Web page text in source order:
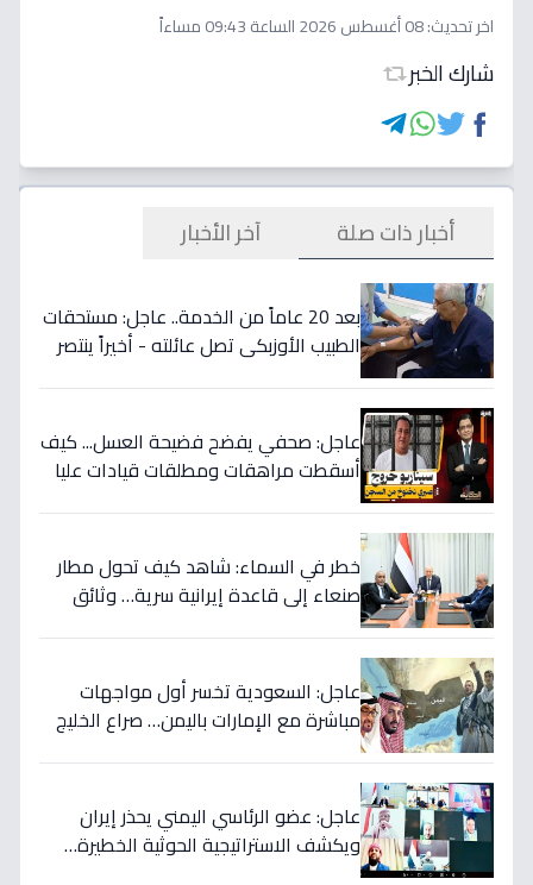
اخر تحديث:08 أغسطس 2026 الساعة 09:43 مساءاً
شارك الخبر
أخبار ذات صلة آخر الأخبار
بعد 20 عاماً من الخدمة.. عاجل: مستحقات
الطبيب الأوزبكي تصل عائلته - أخيراً ينتصر
عاجل: صحفي يفضح فضيحة العسل... كيف
أسقطت مراهقات ومطلقات قيادات عليا
خطر في السماء: شاهد كيف تحول مطار
صنعاء إلى قاعدة إيرانية سرية… وثائق
عاجل: السعودية تخسر أول مواجهات
مباشرة مع الإمارات باليمن… صراع الخليج
عاجل: عضو الرئاسي اليمني يحذر إيران
ويكشف الاستراتيجية الحوثية الخطيرة…